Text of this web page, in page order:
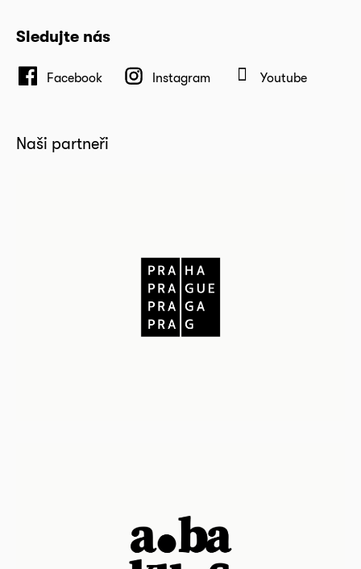
Sledujte nás
Facebook Instagram Youtube
Naši partneři